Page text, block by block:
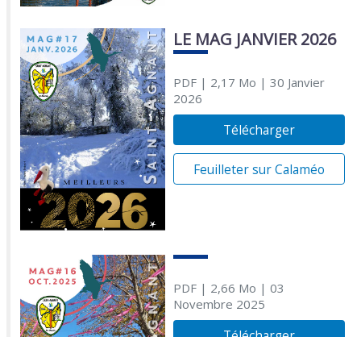
LE MAG JANVIER 2026
PDF| 2,17 Mo | 30 Janvier
2026
Télécharger
Feuilleter sur Calaméo
PDF| 2,66 Mo | 03
Novembre 2025